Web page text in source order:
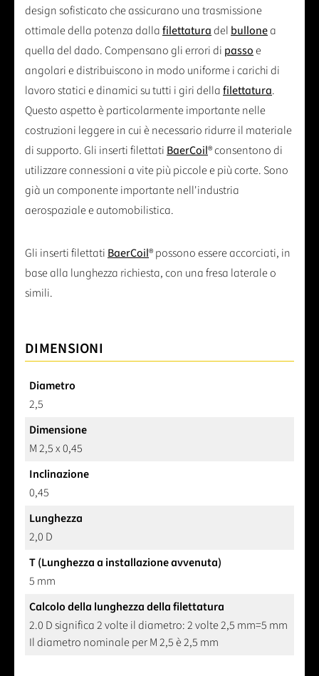
design sofisticato che assicurano una trasmissione
ottimale della potenza dallafilettaturadel bullonea
quella del dado. Compensano gli errori di passoe
angolari e distribuiscono in modo uniforme i carichi di
lavoro statici e dinamici su tutti i giri dellafilettatura.
Questo aspetto è particolarmente importante nelle
costruzioni leggere in cui è necessario ridurre il materiale
di supporto. Gli inserti filettati BaerCoil® consentono di
utilizzare connessioni a vite più piccole e più corte. Sono
già un componente importante nell'industria
aerospaziale e automobilistica.
Gli inserti filettati BaerCoil® possono essere accorciati, in
base alla lunghezza richiesta, con una fresa laterale o
simili.
DIMENSIONI
Diametro
2,5
Dimensione
M 2,5 x 0,45
Inclinazione
0,45
Lunghezza
2,0 D
T (Lunghezza a installazione avvenuta)
5 mm
Calcolo della lunghezza della filettatura
2.0 D significa 2 volte il diametro: 2 volte 2,5 mm=5 mm
Il diametro nominale per M 2,5 è 2,5 mm